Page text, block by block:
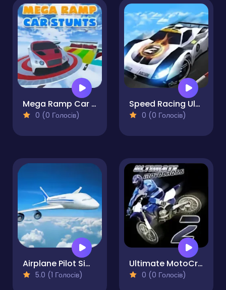
Mega Ramp Car Stunts
0 (0 Голосів)
Speed Racing Ultimate 2
0 (0 Голосів)
Airplane Pilot Simulator
5.0 (1 Голосів)
Ultimate MotoCross 2
0 (0 Голосів)